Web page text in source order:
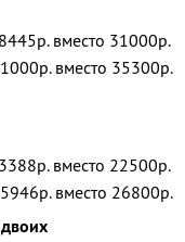
вместо 31000р.
вместо 35300р.
вместо 22500р.
вместо 26800р.